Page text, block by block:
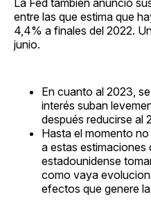
entre las que estima que
4,4% a finales del 2022.
junio.
En cuanto al 2023,
interés suban
después reducirse al
Hasta el momento
a estas estimaciones
estadounidense
como vaya
efectos que genere